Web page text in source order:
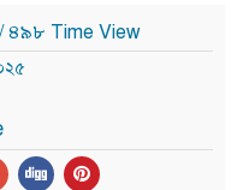
/ ৪৯৮ Time View